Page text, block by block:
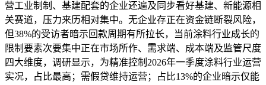
营工业制制、基建配套的企业还遍及同步看好基建、新能源相
关赛道，压力来历相对集中。无企业存正在资金链断裂风险，
但38%的受访者暗示回款周期有所拉长，当前涂料行业成长的
限制要素次要集中正在市场所作、需求端、成本端及监管尺度
四大维度，调研显示，为精准控制2026年一季度涂料行业运营
实况，占比最高；需假贷维持运营；占比13%的企业暗示仅能